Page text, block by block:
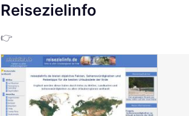
Reisezielinfo
👉